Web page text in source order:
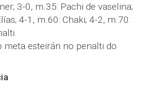
3-0, m.35: Pachi de vaselina;
4-1, m.60: Chaki; 4-2, m.70:
meta esteirán no penalti do